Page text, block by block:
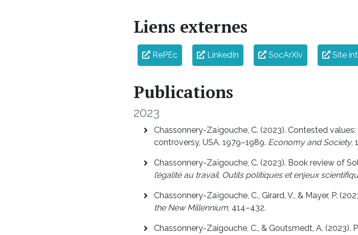
Liens externes
RePEc LinkedIn SocArXiv Site
Publications
2023
Chassonnery-Zaïgouche, C. (2023). Contested
controversy, USA, 1979–1989. Economy and Society,
Chassonnery-Zaïgouche, C. (2023). Book review of
l’égalité au travail. Outils politiques et enjeux
Chassonnery-Zaïgouche, C., Girard, V., & Mayer, P.
the New Millennium, 414–432.
Chassonnery-Zaigouche, C., & Goutsmedt, A. (2023).